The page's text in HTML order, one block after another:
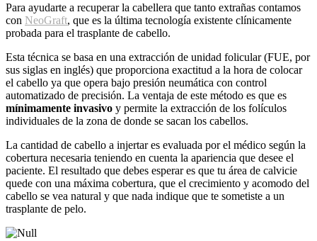
Para ayudarte a recuperar la cabellera que tanto extrañas contamos
con NeoGraft, que es la última tecnología existente clínicamente
probada para el trasplante de cabello.
Esta técnica se basa en una extracción de unidad folicular (FUE, por
sus siglas en inglés) que proporciona exactitud a la hora de colocar
el cabello ya que opera bajo presión neumática con control
automatizado de precisión. La ventaja de este método es que es
mínimamente invasivo y permite la extracción de los folículos
individuales de la zona de donde se sacan los cabellos.
La cantidad de cabello a injertar es evaluada por el médico según la
cobertura necesaria teniendo en cuenta la apariencia que desee el
paciente. El resultado que debes esperar es que tu área de calvicie
quede con una máxima cobertura, que el crecimiento y acomodo del
cabello se vea natural y que nada indique que te sometiste a un
trasplante de pelo.